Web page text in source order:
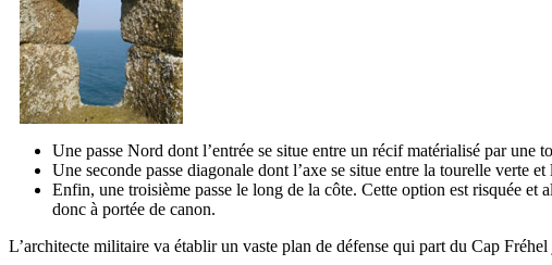
Une passe Nord dont l’entrée se situe entre un récif matérialisé par une
Une seconde passe diagonale dont l’axe se situe entre la tourelle verte
Enfin, une troisième passe le long de la côte. Cette option est risquée et
donc à portée de canon.
L’architecte militaire va établir un vaste plan de défense qui part du Cap Fréhel